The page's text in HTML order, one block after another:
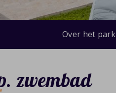
Over het park
zwembad